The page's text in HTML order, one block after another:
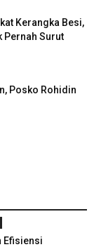
Kerangka Besi,
Pernah Surut
Posko Rohidin
Efisiensi